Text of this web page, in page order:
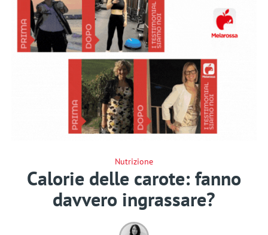
Nutrizione
Calorie delle carote: fanno
davvero ingrassare?